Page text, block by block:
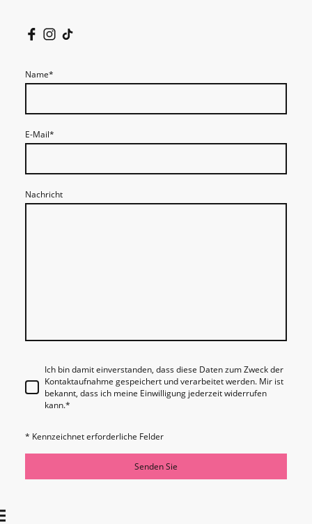
Name*
E-Mail*
Nachricht
Ich bin damit einverstanden, dass diese Daten zum Zweck der
Kontaktaufnahme gespeichert und verarbeitet werden. Mir ist
bekannt, dass ich meine Einwilligung jederzeit widerrufen
kann.*
* Kennzeichnet erforderliche Felder
Senden Sie